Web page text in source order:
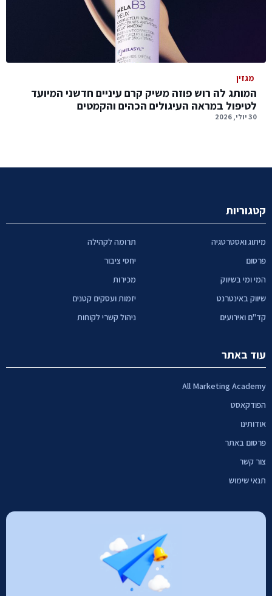
מגזין
המותג לה רוש פוזה משיק קרם עיניים חדשני המיועד
לטיפול במראה העיגולים הכהים והקמטים
30 יולי, 2026
קטגוריות
מיתוג ואסטרטגיה
פרסום
המי ומי בשיווק
שיווק באינטרנט
קד"ם ואירועים
תרומה לקהילה
יחסי ציבור
מכירות
יזמות ועסקים קטנים
ניהול קשרי לקוחות
עוד באתר
All Marketing Academy
הפודקאסט
אודותינו
פרסום באתר
צור קשר
תנאי שימוש